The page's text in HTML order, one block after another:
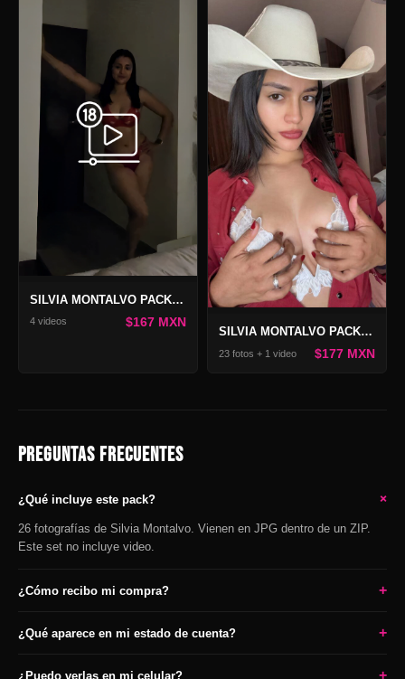
SILVIA MONTALVO PACK SEXYCLIPS
4 videos $167 MXN
SILVIA MONTALVO PACK VAQUERITA
23 fotos + 1 video $177 MXN
PREGUNTAS FRECUENTES
¿Qué incluye este pack? +
26 fotografías de Silvia Montalvo. Vienen en JPG dentro de un ZIP.
Este set no incluye video.
¿Cómo recibo mi compra? +
¿Qué aparece en mi estado de cuenta? +
¿Puedo verlas en mi celular? +